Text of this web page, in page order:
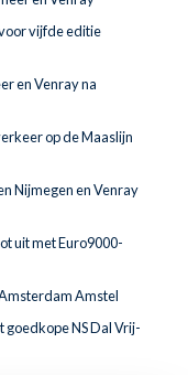
vijfde editie
en Venray na
op de Maaslijn
Nijmegen en Venray
uit met Euro9000-
Amstel
goedkope NS Dal Vrij-